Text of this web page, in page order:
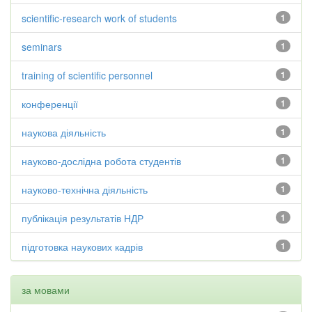
1
scientific-research work of students
1
seminars
1
training of scientific personnel
1
конференції
1
наукова діяльність
1
науково-дослідна робота студентів
1
науково-технічна діяльність
1
публікація результатів НДР
1
підготовка наукових кадрів
за мовами